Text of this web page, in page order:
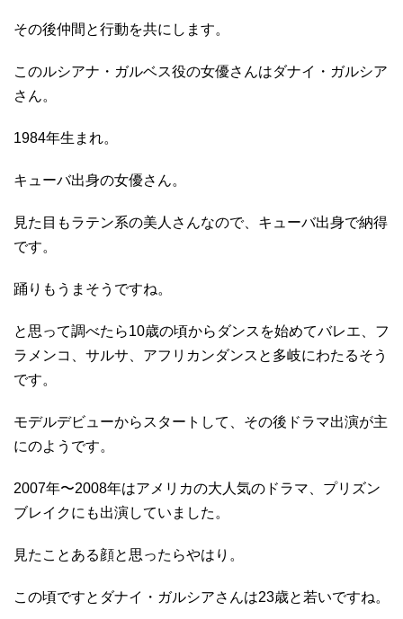
その後仲間と行動を共にします。
このルシアナ・ガルベス役の女優さんはダナイ・ガルシア
さん。
1984年生まれ。
キューバ出身の女優さん。
見た目もラテン系の美人さんなので、キューバ出身で納得
です。
踊りもうまそうですね。
と思って調べたら10歳の頃からダンスを始めてバレエ、フ
ラメンコ、サルサ、アフリカンダンスと多岐にわたるそう
です。
モデルデビューからスタートして、その後ドラマ出演が主
にのようです。
2007年〜2008年はアメリカの大人気のドラマ、プリズン
ブレイクにも出演していました。
見たことある顔と思ったらやはり。
この頃ですとダナイ・ガルシアさんは23歳と若いですね。